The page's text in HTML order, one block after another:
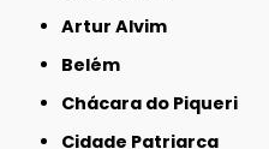
Artur Alvim
Belém
Chácara do Piqueri
Cidade Patriarca